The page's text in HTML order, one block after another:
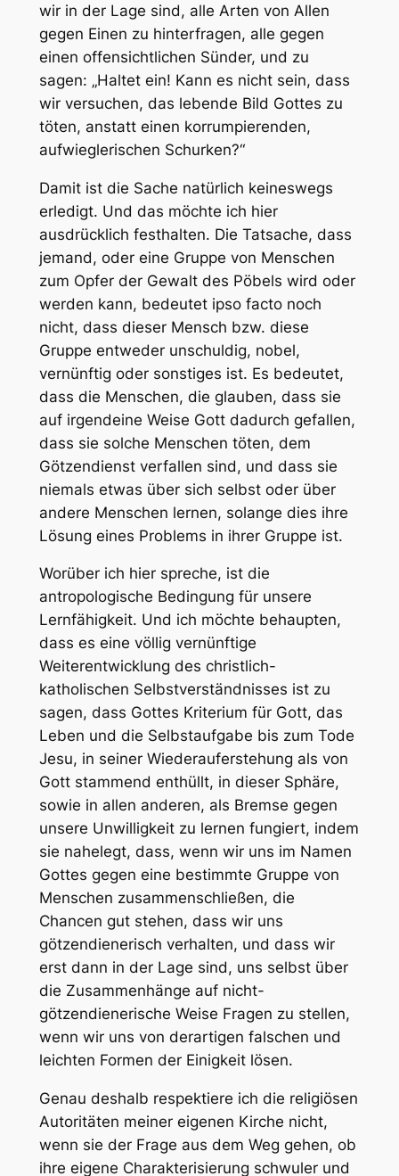
wir in der Lage sind, alle Arten von Allen
gegen Einen zu hinterfragen, alle gegen
einen offensichtlichen Sünder, und zu
sagen: „Haltet ein! Kann es nicht sein, dass
wir versuchen, das lebende Bild Gottes zu
töten, anstatt einen korrumpierenden,
aufwieglerischen Schurken?“
Damit ist die Sache natürlich keineswegs
erledigt. Und das möchte ich hier
ausdrücklich festhalten. Die Tatsache, dass
jemand, oder eine Gruppe von Menschen
zum Opfer der Gewalt des Pöbels wird oder
werden kann, bedeutet ipso facto noch
nicht, dass dieser Mensch bzw. diese
Gruppe entweder unschuldig, nobel,
vernünftig oder sonstiges ist. Es bedeutet,
dass die Menschen, die glauben, dass sie
auf irgendeine Weise Gott dadurch gefallen,
dass sie solche Menschen töten, dem
Götzendienst verfallen sind, und dass sie
niemals etwas über sich selbst oder über
andere Menschen lernen, solange dies ihre
Lösung eines Problems in ihrer Gruppe ist.
Worüber ich hier spreche, ist die
antropologische Bedingung für unsere
Lernfähigkeit. Und ich möchte behaupten,
dass es eine völlig vernünftige
Weiterentwicklung des christlich-
katholischen Selbstverständnisses ist zu
sagen, dass Gottes Kriterium für Gott, das
Leben und die Selbstaufgabe bis zum Tode
Jesu, in seiner Wiederauferstehung als von
Gott stammend enthüllt, in dieser Sphäre,
sowie in allen anderen, als Bremse gegen
unsere Unwilligkeit zu lernen fungiert, indem
sie nahelegt, dass, wenn wir uns im Namen
Gottes gegen eine bestimmte Gruppe von
Menschen zusammenschließen, die
Chancen gut stehen, dass wir uns
götzendienerisch verhalten, und dass wir
erst dann in der Lage sind, uns selbst über
die Zusammenhänge auf nicht-
götzendienerische Weise Fragen zu stellen,
wenn wir uns von derartigen falschen und
leichten Formen der Einigkeit lösen.
Genau deshalb respektiere ich die religiösen
Autoritäten meiner eigenen Kirche nicht,
wenn sie der Frage aus dem Weg gehen, ob
ihre eigene Charakterisierung schwuler und